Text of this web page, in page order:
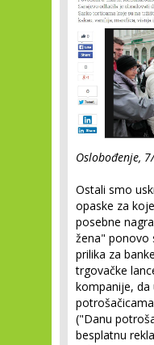
Oslobođenje,
Ostali smo
opaske za
posebne
žena" ponovo
prilika za
trgovačke
kompanije, da
("Danu
besplatnu